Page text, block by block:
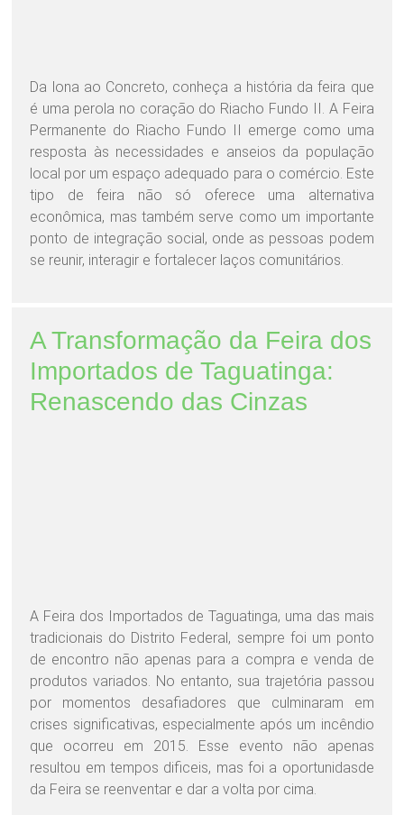
Da lona ao Concreto, conheça a história da feira que
é uma perola no coração do Riacho Fundo II. A Feira
Permanente do Riacho Fundo II emerge como uma
resposta às necessidades e anseios da população
local por um espaço adequado para o comércio. Este
tipo de feira não só oferece uma alternativa
econômica, mas também serve como um importante
ponto de integração social, onde as pessoas podem
se reunir, interagir e fortalecer laços comunitários.
A Transformação da Feira dos
Importados de Taguatinga:
Renascendo das Cinzas
A Feira dos Importados de Taguatinga, uma das mais
tradicionais do Distrito Federal, sempre foi um ponto
de encontro não apenas para a compra e venda de
produtos variados. No entanto, sua trajetória passou
por momentos desafiadores que culminaram em
crises significativas, especialmente após um incêndio
que ocorreu em 2015. Esse evento não apenas
resultou em tempos dificeis, mas foi a oportunidasde
da Feira se reenventar e dar a volta por cima.